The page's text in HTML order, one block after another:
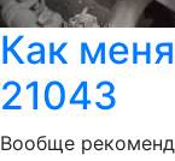
Как
21043
Вообще